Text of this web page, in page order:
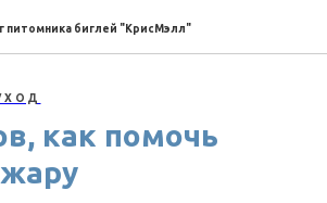
питомника биглей "КрисМэлл"
как помочь